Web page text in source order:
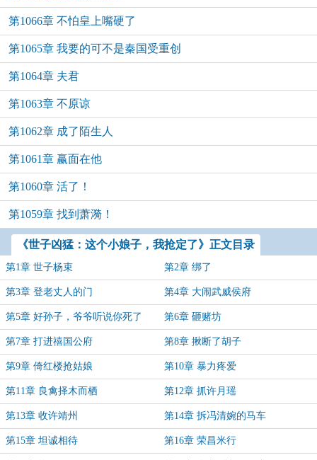
第1066章 不怕皇上嘴硬了
第1065章 我要的可不是秦国受重创
第1064章 夫君
第1063章 不原谅
第1062章 成了陌生人
第1061章 赢面在他
第1060章 活了！
第1059章 找到萧漪！
《世子凶猛：这个小娘子，我抢定了》正文目录
第1章 世子杨束 第2章 绑了
第3章 登老丈人的门 第4章 大闹武威侯府
第5章 好孙子，爷爷听说你死了 第6章 砸赌坊
第7章 打进禧国公府 第8章 揪断了胡子
第9章 倚红楼抢姑娘 第10章 暴力疼爱
第11章 良禽择木而栖 第12章 抓许月瑶
第13章 收许靖州 第14章 拆冯清婉的马车
第15章 坦诚相待 第16章 荣昌米行